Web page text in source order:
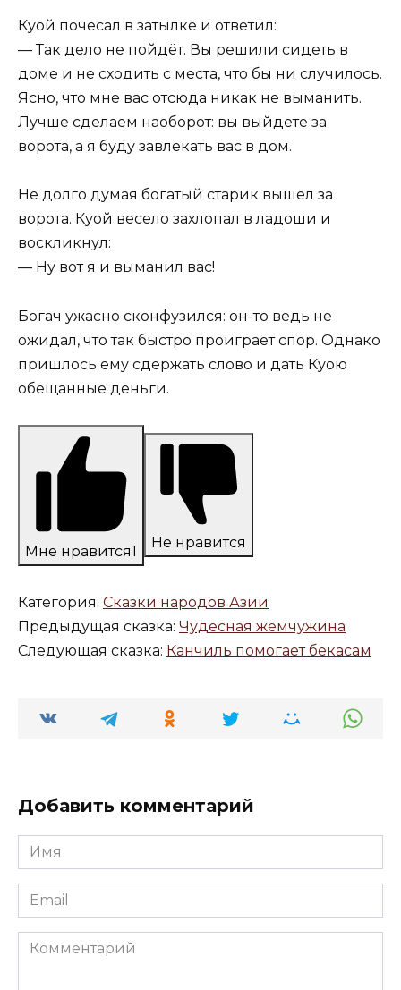
Куой почесал в затылке и ответил:
— Так дело не пойдёт. Вы решили сидеть в
доме и не сходить с места, что бы ни случилось.
Ясно, что мне вас отсюда никак не выманить.
Лучше сделаем наоборот: вы выйдете за
ворота, а я буду завлекать вас в дом.
Не долго думая богатый старик вышел за
ворота. Куой весело захлопал в ладоши и
воскликнул:
— Ну вот я и выманил вас!
Богач ужасно сконфузился: он-то ведь не
ожидал, что так быстро проиграет спор. Однако
пришлось ему сдержать слово и дать Куою
обещанные деньги.
Мне нравится1 Не нравится
Категория: Сказки народов Азии
Предыдущая сказка: Чудесная жемчужина
Следующая сказка: Канчиль помогает бекасам
Добавить комментарий
Имя
*
Email
*
Комментарий